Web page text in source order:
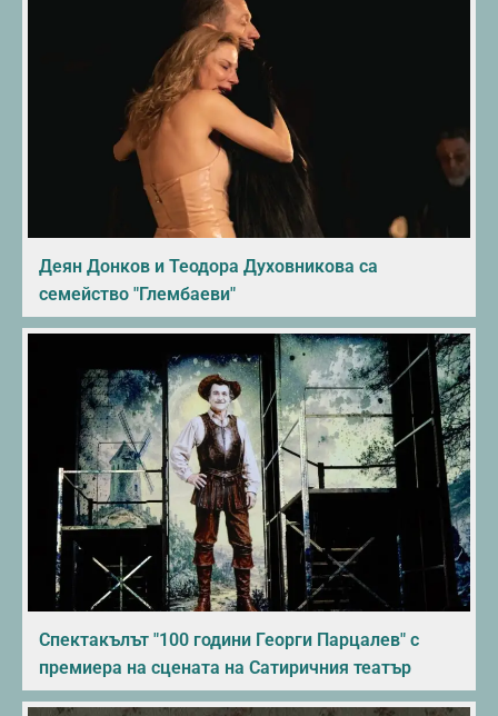
Деян Донков и Теодора Духовникова са
семейство "Глембаеви"
Спектакълът "100 години Георги Парцалев" с
премиера на сцената на Сатиричния театър